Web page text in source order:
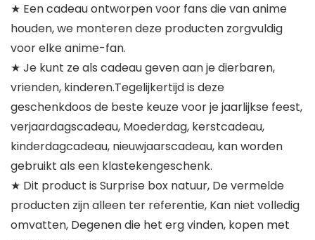
★ Een cadeau ontworpen voor fans die van anime
houden, we monteren deze producten zorgvuldig
voor elke anime-fan.
★ Je kunt ze als cadeau geven aan je dierbaren,
vrienden, kinderen.Tegelijkertijd is deze
geschenkdoos de beste keuze voor je jaarlijkse feest,
verjaardagscadeau, Moederdag, kerstcadeau,
kinderdagcadeau, nieuwjaarscadeau, kan worden
gebruikt als een klastekengeschenk.
★ Dit product is Surprise box natuur, De vermelde
producten zijn alleen ter referentie, Kan niet volledig
omvatten, Degenen die het erg vinden, kopen met